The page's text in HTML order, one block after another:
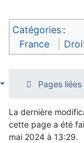
Catégories :
France
Pages liées
La dernière
cette page a été
mai 2024 à 13:29.